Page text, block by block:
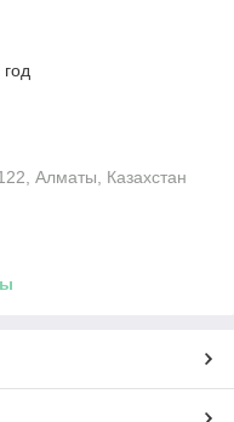
Алматы, Казахстан